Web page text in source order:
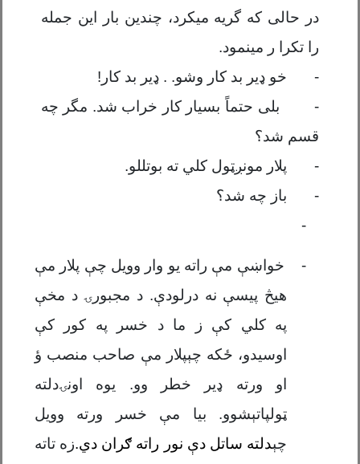
در حالی که گریه میکرد، چندین بار این جمله
را تکرا ر مینمود.
-
خو ډیر بد کار وشو. . ډیر بد کار !
-
بلی حتماً بسیار کار خراب شد. مگر چه
قسم شد؟
-
پلار مونږټول کلي ته بوتللو.
-
باز چه شد؟
-
- خواښې مې راته یو وار وویل چې پلار مې
هیڅ پیسې نه درلودې. د مجبورۍ د مخې
په کلي کې ز ما د خسر په کور کې
اوسیدو، ځکه چېپلار مې صاحب منصب ؤ
او ورته ډیر خطر وو. یوه اونۍدلته
ټولپاتېشوو. بیا مې خسر ورته وویل
چېدلته ساتل دې نور راته ګران دي.زه تاته